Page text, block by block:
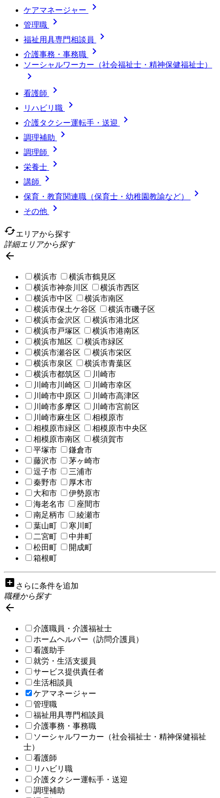
ケアマネージャー 
管理職 
福祉用具専門相談員 
介護事務・事務職 
ソーシャルワーカー（社会福祉士・精神保健福祉士）

看護師 
リハビリ職 
介護タクシー運転手・送迎 
調理補助 
調理師 
栄養士 
講師 
保育・教育関連職（保育士・幼稚園教諭など） 
その他

cachedエリアから探す
詳細エリアから探す

横浜市
横浜市鶴見区
横浜市神奈川区
横浜市西区
横浜市中区
横浜市南区
横浜市保土ケ谷区
横浜市磯子区
横浜市金沢区
横浜市港北区
横浜市戸塚区
横浜市港南区
横浜市旭区
横浜市緑区
横浜市瀬谷区
横浜市栄区
横浜市泉区
横浜市青葉区
横浜市都筑区
川崎市
川崎市川崎区
川崎市幸区
川崎市中原区
川崎市高津区
川崎市多摩区
川崎市宮前区
川崎市麻生区
相模原市
相模原市緑区
相模原市中央区
相模原市南区
横須賀市
平塚市
鎌倉市
藤沢市
茅ヶ崎市
逗子市
三浦市
秦野市
厚木市
大和市
伊勢原市
海老名市
座間市
南足柄市
綾瀬市
葉山町
寒川町
二宮町
中井町
松田町
開成町
箱根町
add_box さらに条件を追加
職種から探す

介護職員・介護福祉士
ホームヘルパー（訪問介護員）
看護助手
就労・生活支援員
サービス提供責任者
生活相談員
ケアマネージャー
管理職
福祉用具専門相談員
介護事務・事務職
ソーシャルワーカー（社会福祉士・精神保健福祉
士）
看護師
リハビリ職
介護タクシー運転手・送迎
調理補助